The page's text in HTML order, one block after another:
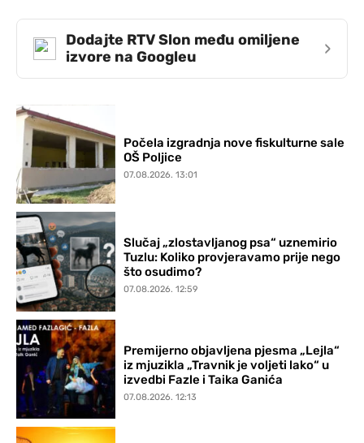
Dodajte RTV Slon među omiljene
izvore na Googleu
›
Počela izgradnja nove fiskulturne sale
OŠ Poljice
07.08.2026. 13:01
Slučaj „zlostavljanog psa“ uznemirio
Tuzlu: Koliko provjeravamo prije nego
što osudimo?
07.08.2026. 12:59
Premijerno objavljena pjesma „Lejla“
iz mjuzikla „Travnik je voljeti lako“ u
izvedbi Fazle i Taika Ganića
07.08.2026. 12:13